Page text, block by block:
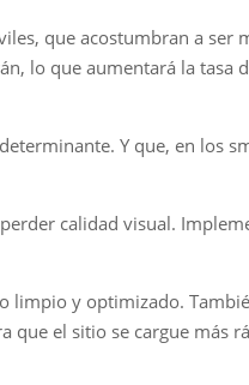
que acostumbran a ser
lo que aumentará la tasa
Y que, en los
calidad visual.
limpio y optimizado.
que el sitio se cargue más